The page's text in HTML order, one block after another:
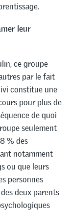
leur
ce groupe
par le fait
constitue une
pour plus de
de quoi
seulement
% des
notamment
ou que leurs
personnes
deux parents